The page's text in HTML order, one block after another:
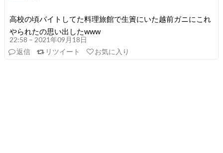
高校の頃バイトしてた料理旅館で生簀にいた越前ガニにこれ
やられたの思い出したwww
22:58 – 2021年09月18日
返信
リツイート お気に入り